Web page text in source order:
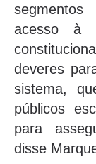
segmentos
acesso à
deveres
sistema,
públicos
para
disse